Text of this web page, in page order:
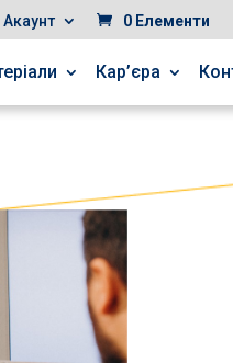
Акаунт 0 Елементи
Кар’єра